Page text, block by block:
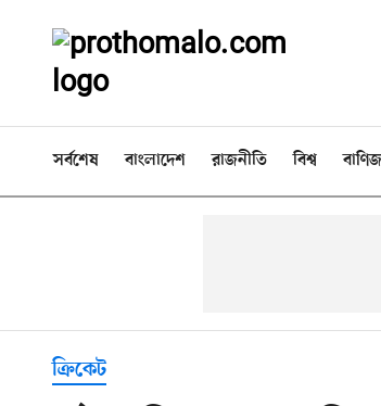
সর্বশেষ বাংলাদেশ রাজনীতি বিশ্ব
ক্রিকেট